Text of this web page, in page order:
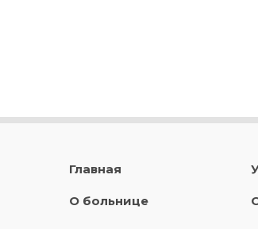
Главная
О больнице